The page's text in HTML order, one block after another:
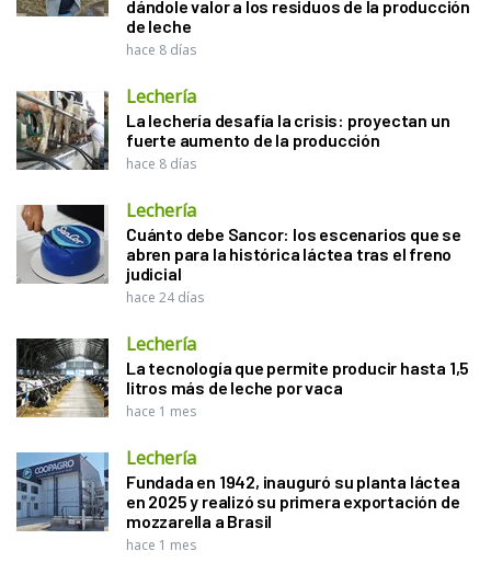
dándole valor a los residuos de la producción
de leche
hace 8 días
Lechería
La lechería desafía la crisis: proyectan un
fuerte aumento de la producción
hace 8 días
Lechería
Cuánto debe Sancor: los escenarios que se
abren para la histórica láctea tras el freno
judicial
hace 24 días
Lechería
La tecnología que permite producir hasta 1,5
litros más de leche por vaca
hace 1 mes
Lechería
Fundada en 1942, inauguró su planta láctea
en 2025 y realizó su primera exportación de
mozzarella a Brasil
hace 1 mes